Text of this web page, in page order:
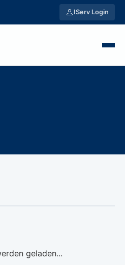
IServ Login
geladen...